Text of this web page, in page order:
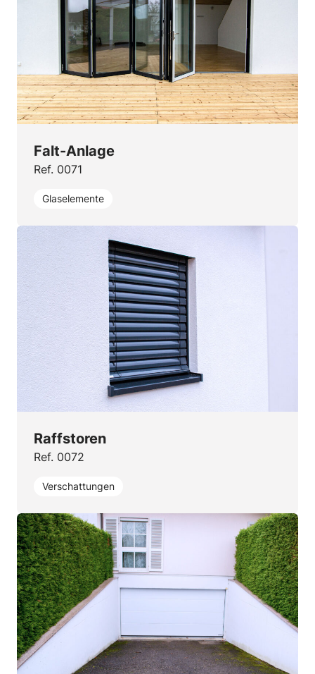
Falt-Anlage
Ref. 0071
Glaselemente
Raffstoren
Ref. 0072
Verschattungen